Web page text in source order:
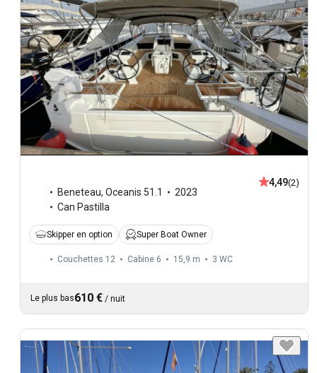
Beneteau, Oceanis 51.1
2023
Can Pastilla
4,49(2)
Skipper en option Super Boat Owner
Couchettes 12 Cabine 6 15,9 m 3 WC
Le plus bas610 € / nuit